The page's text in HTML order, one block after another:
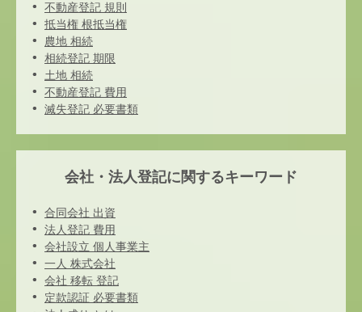
不動産登記 規則
抵当権 根抵当権
農地 相続
相続登記 期限
土地 相続
不動産登記 費用
滅失登記 必要書類
会社・法人登記に関するキーワード
合同会社 出資
法人登記 費用
会社設立 個人事業主
一人 株式会社
会社 移転 登記
定款認証 必要書類